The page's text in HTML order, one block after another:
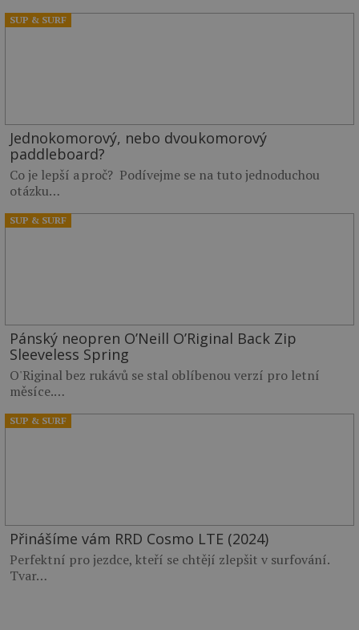
Jednokomorový, nebo dvoukomorový
paddleboard?
Co je lepší a proč? Podívejme se na tuto jednoduchou
otázku…
SUP & SURF
Pánský neopren O’Neill O’Riginal Back Zip
Sleeveless Spring
O'Riginal bez rukávů se stal oblíbenou verzí pro letní
měsíce.…
SUP & SURF
Přinášíme vám RRD Cosmo LTE (2024)
Perfektní pro jezdce, kteří se chtějí zlepšit v surfování.
Tvar…
SUP & SURF